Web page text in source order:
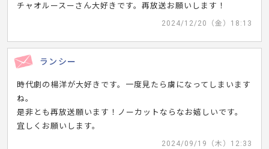
チャオルースーさん大好きです。再放送お願いします！
2024/12/20（金）18:13
ランシー
時代劇の楊洋が大好きです。一度見たら虜になってしまいます
ね。
是非とも再放送願います！ノーカットならなお嬉しいです。
宜しくお願いします。
2024/09/19（木）12:33